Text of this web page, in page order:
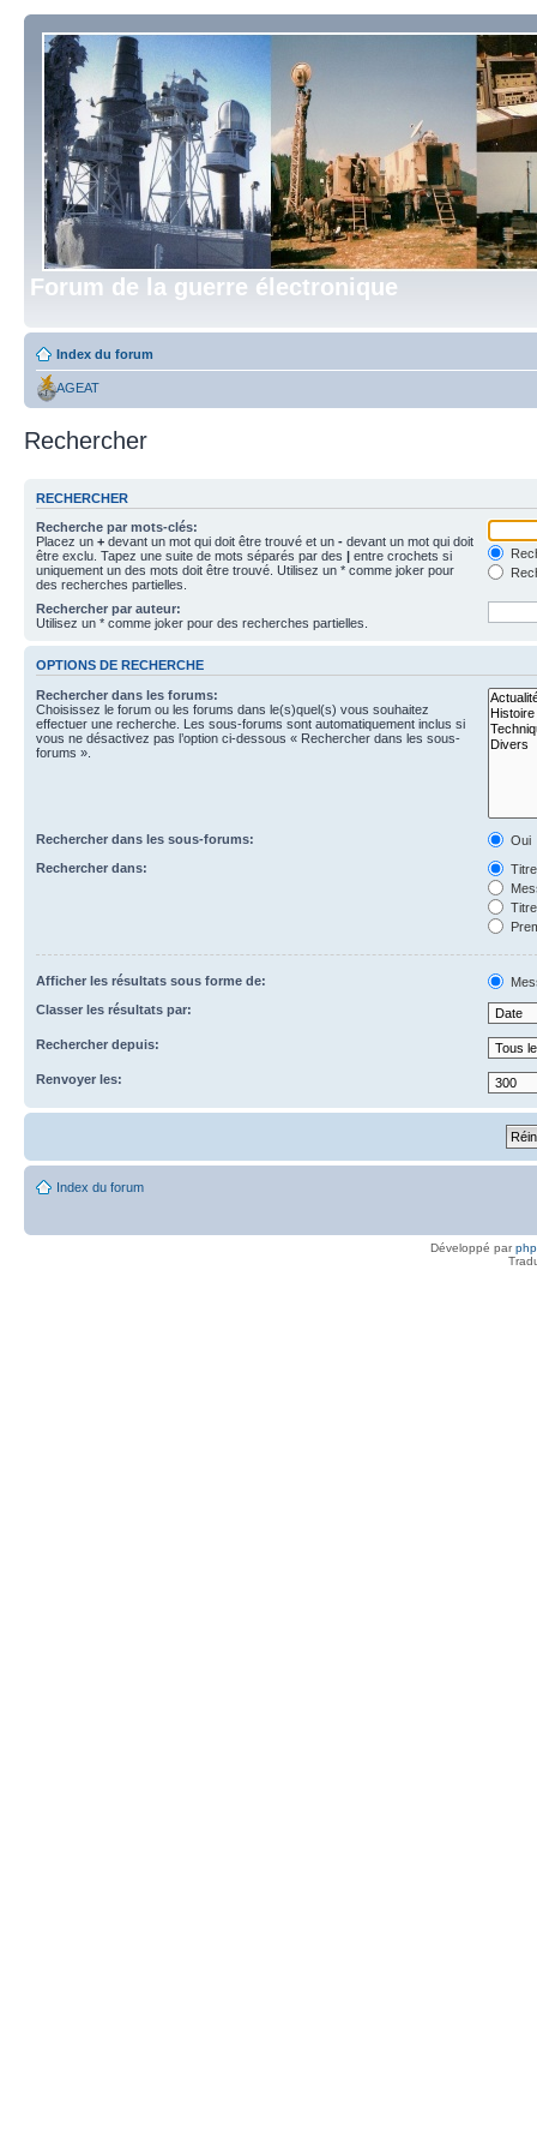
Forum de la guerre électronique
Index du forum
AGEAT
Rechercher
RECHERCHER
Recherche par mots-clés:
Placez un + devant un mot qui doit être trouvé et un - devant un mot qui doit
être exclu. Tapez une suite de mots séparés par des | entre crochets si
uniquement un des mots doit être trouvé. Utilisez un * comme joker pour
des recherches partielles.
Rechercher par auteur:
Utilisez un * comme joker pour des recherches partielles.
OPTIONS DE RECHERCHE
Rechercher dans les forums:
Choisissez le forum ou les forums dans le(s)quel(s) vous souhaitez
effectuer une recherche. Les sous-forums sont automatiquement inclus si
vous ne désactivez pas l’option ci-dessous « Rechercher dans les sous-
forums ».
Rechercher dans les sous-forums:
Oui
Rechercher dans:
Afficher les résultats sous forme de:
Classer les résultats par:
Rechercher depuis:
Renvoyer les:
Index du forum
Développé par